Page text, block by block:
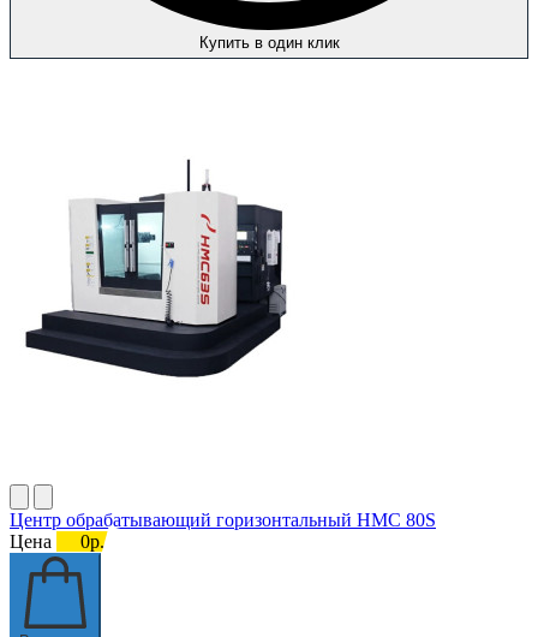
Купить в один клик
Центр обрабатывающий горизонтальный HMC 80S
Цена
0р.